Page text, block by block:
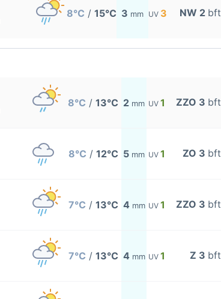
8°C / 15°C 3 mm UV 3 NW 2 bft
8°C / 13°C 2 mm UV 1 ZZO 3 bft
8°C / 12°C 5 mm UV 1 ZO 3 bft
7°C / 13°C 4 mm UV 1 ZZO 3 bft
7°C / 13°C 4 mm UV 1 Z 3 bft